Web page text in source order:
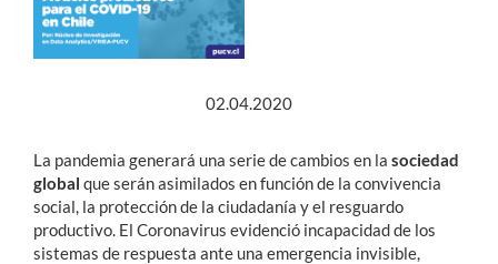
Académicos
English
02.04.2020
La pandemia generará una serie de cambios en la sociedad
global que serán asimilados en función de la convivencia
social, la protección de la ciudadanía y el resguardo
productivo. El Coronavirus evidenció incapacidad de los
sistemas de respuesta ante una emergencia invisible,